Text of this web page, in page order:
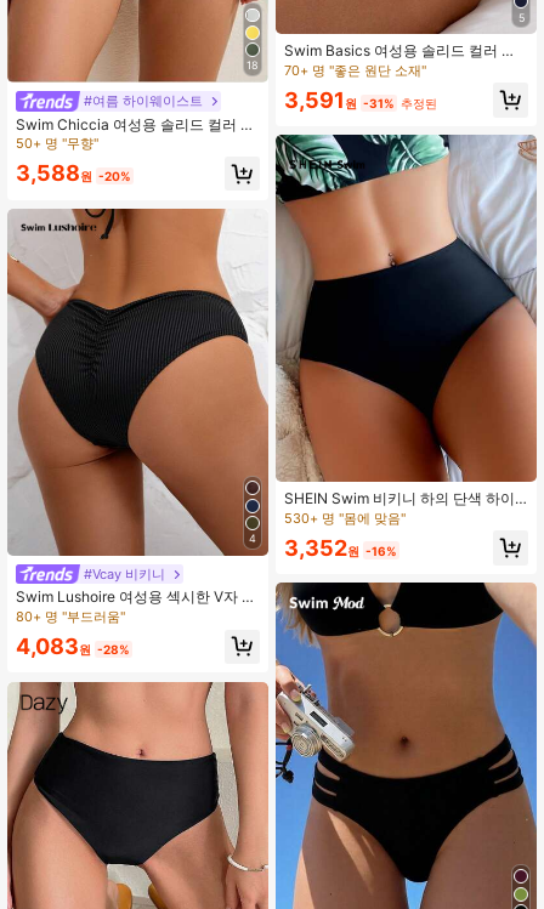
18
#여름 하이웨이스트
Swim Chiccia 여성용 솔리드 컬러 풀
커버리지 비키니 바텀, 여름 해변용
50+ 명 "무향"
3,588원 -20%
4
#Vcay 비키니
Swim Lushoire 여성용 섹시한 V자 엉
덩이 리프팅 섹시 비키니 팬티
80+ 명 "부드러움"
4,083원 -28%
5
Swim Basics 여성용 솔리드 컬러 러
셔드 비치 비키니 바텀, 여름에 적합
70+ 명 "좋은 원단 소재"
3,591 원 -31% 추정된
SHEIN Swim 비키니 하의 단색 하이
웨스트
530+ 명 "몸에 맞음"
3,352원 -16%